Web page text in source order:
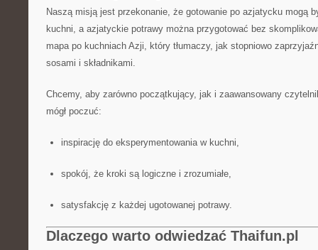
Naszą misją jest przekonanie, że gotowanie po azjatycku mogą
kuchni, a azjatyckie potrawy można przygotować bez
mapa po kuchniach Azji, który tłumaczy, jak stopniowo
sosami i składnikami.
Chcemy, aby zarówno początkujący, jak i zaawansowany
mógł poczuć:
inspirację do eksperymentowania w kuchni,
spokój, że kroki są logiczne i zrozumiałe,
satysfakcję z każdej ugotowanej potrawy.
Dlaczego warto odwiedzać Thaifun.pl